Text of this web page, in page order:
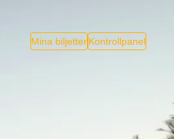
Mina biljetterKontrollpanel